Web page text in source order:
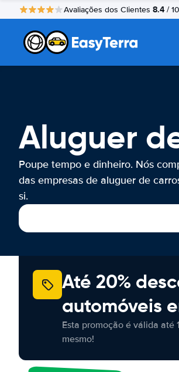
Avaliações dos Clientes 8.4 / 10
Aluguer
Poupe tempo e dinheiro. Nós
das empresas de aluguer de
si.
Até 20%
automóveis
Esta promoção é válida até
mesmo!